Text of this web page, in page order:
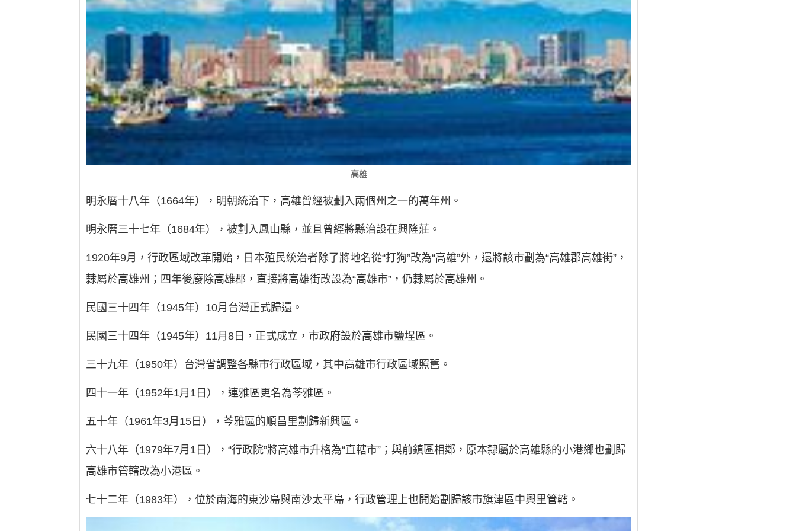
高雄
明永曆十八年（1664年），明朝統治下，高雄曾經被劃入兩個州之一的萬年州。
明永曆三十七年（1684年），被劃入鳳山縣，並且曾經將縣治設在興隆莊。
1920年9月，行政區域改革開始，日本殖民統治者除了將地名從“打狗”改為“高雄”外，還將該市劃為“高雄郡高雄街”，
隸屬於高雄州；四年後廢除高雄郡，直接將高雄街改設為“高雄市”，仍隸屬於高雄州。
民國三十四年（1945年）10月台灣正式歸還。
民國三十四年（1945年）11月8日，正式成立，市政府設於高雄市鹽埕區。
三十九年（1950年）台灣省調整各縣市行政區域，其中高雄市行政區域照舊。
四十一年（1952年1月1日），連雅區更名為芩雅區。
五十年（1961年3月15日），芩雅區的順昌里劃歸新興區。
六十八年（1979年7月1日），“行政院”將高雄市升格為“直轄市”；與前鎮區相鄰，原本隸屬於高雄縣的小港鄉也劃歸
高雄市管轄改為小港區。
七十二年（1983年），位於南海的東沙島與南沙太平島，行政管理上也開始劃歸該市旗津區中興里管轄。